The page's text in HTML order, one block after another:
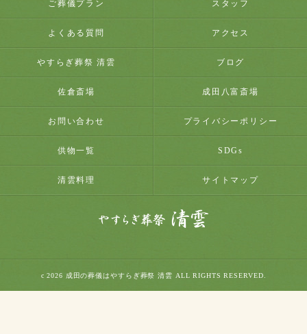
ご葬儀プラン スタッフ
よくある質問 アクセス
やすらぎ葬祭 清雲 ブログ
佐倉斎場 成田八富斎場
お問い合わせ プライバシーポリシー
供物一覧 SDGs
清雲料理 サイトマップ
c 2026 成田の葬儀はやすらぎ葬祭 清雲 ALL RIGHTS RESERVED.